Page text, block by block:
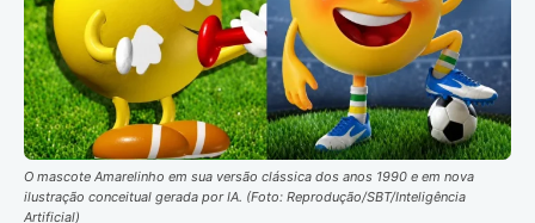
O mascote Amarelinho em sua versão clássica dos anos 1990 e em nova
ilustração conceitual gerada por IA. (Foto: Reprodução/SBT/Inteligência
Artificial)